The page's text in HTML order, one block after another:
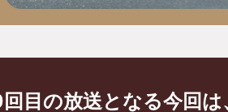
目の放送となる今回